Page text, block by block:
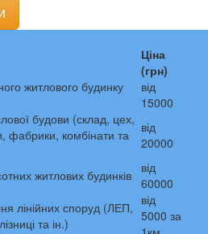
Ціна
(грн)
житлового будинку
від
15000
будови (склад, цех,
фабрики, комбінати та
від
20000
житлових будинків
від
60000
лінійних споруд (ЛЕП,
та ін.)
від
5000 за